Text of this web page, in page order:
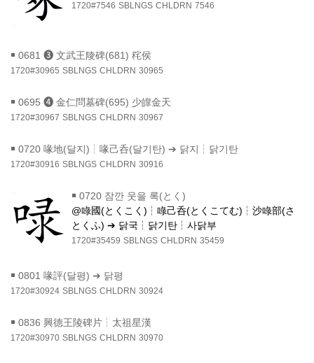
1720#7546 SBLNGS CHLDRN 7546
￭ 0681 ❸ 文武王陵碑(681) 秺侯
1720#30965 SBLNGS CHLDRN 30965
￭ 0695 ❹ 金仁問墓碑(695) 少皥金天
1720#30967 SBLNGS CHLDRN 30967
￭ 0720 喙地(달지)┆喙己呑(달기탄) ➔ 닭지┆닭기탄
1720#30916 SBLNGS CHLDRN 30916
￭ 0720 잠깐 웃을 록(とく)
@㖨國(とくこく)┆㖨己呑(とくこてむ)┆沙㖨部(さ
とくふ) ➔ 닭국┆닭기탄┆사닭부
1720#35459 SBLNGS CHLDRN 35459
￭ 0801 喙評(달평) ➔ 닭평
1720#30924 SBLNGS CHLDRN 30924
￭ 0836 興德王陵碑片┆太祖星漢
1720#30970 SBLNGS CHLDRN 30970